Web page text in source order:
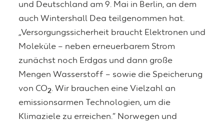
und Deutschland am 9. Mai in Berlin, an dem
auch Wintershall Dea teilgenommen hat.
„Versorgungssicherheit braucht Elektronen und
Moleküle – neben erneuerbarem Strom
zunächst noch Erdgas und dann große
Mengen Wasserstoff – sowie die Speicherung
von CO2. Wir brauchen eine Vielzahl an
emissionsarmen Technologien, um die
Klimaziele zu erreichen.“ Norwegen und